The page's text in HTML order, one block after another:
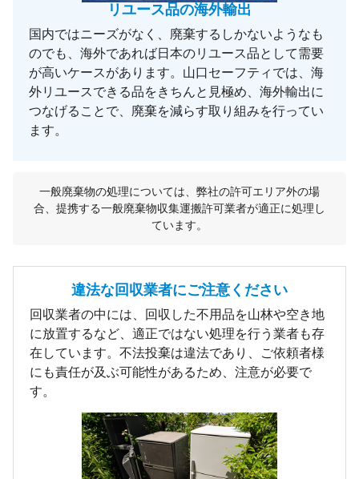
リユース品の海外輸出
国内ではニーズがなく、廃棄するしかないようなも
のでも、海外であれば日本のリユース品として需要
が高いケースがあります。山口セーフティでは、海
外リユースできる品をきちんと見極め、海外輸出に
つなげることで、廃棄を減らす取り組みを行ってい
ます。
一般廃棄物の処理については、弊社の許可エリア外の場
合、提携する一般廃棄物収集運搬許可業者が適正に処理し
ています。
違法な回収業者にご注意ください
回収業者の中には、回収した不用品を山林や空き地
に放置するなど、適正ではない処理を行う業者も存
在しています。不法投棄は違法であり、ご依頼者様
にも責任が及ぶ可能性があるため、注意が必要で
す。